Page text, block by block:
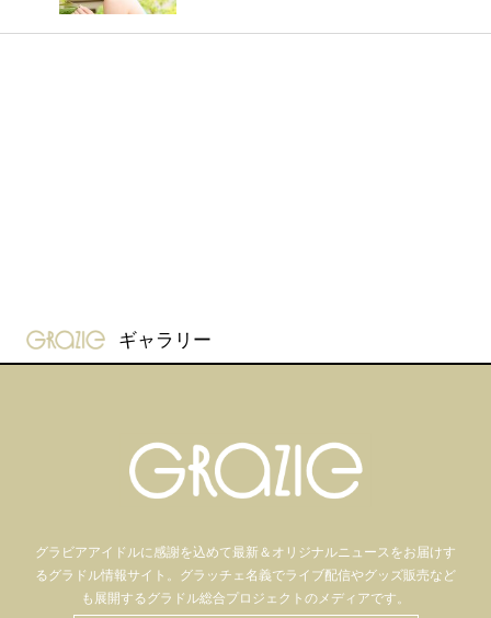
gravure-grazie
ギャラリー
グラビアアイドルに感謝を込めて最新＆オリジナルニュースをお届けす
るグラドル情報サイト。 グラッチェ名義でライブ配信やグッズ販売など
も 展開するグラドル総合プロジェクトのメディアです。